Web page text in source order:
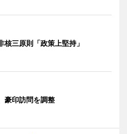
核三原則「政策上堅持」
豪印訪問を調整